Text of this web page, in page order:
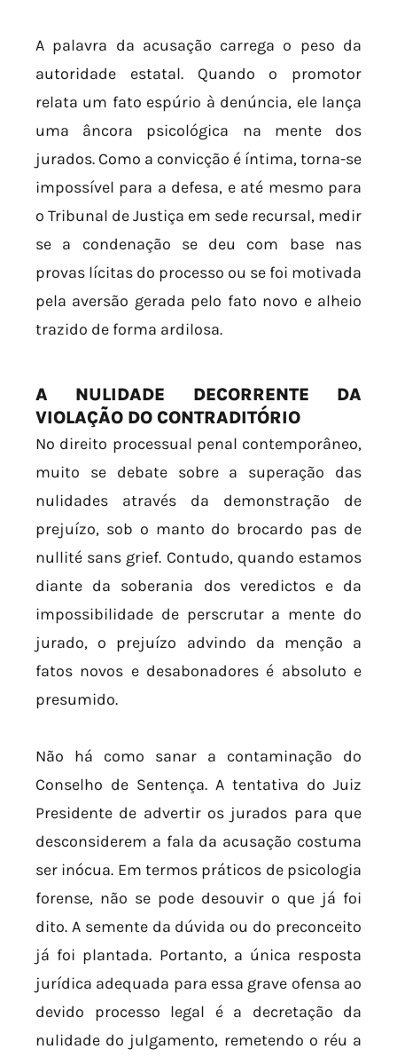
A palavra da acusação carrega o peso da
autoridade estatal. Quando o promotor
relata um fato espúrio à denúncia, ele lança
uma âncora psicológica na mente dos
jurados. Como a convicção é íntima, torna-se
impossível para a defesa, e até mesmo para
o Tribunal de Justiça em sede recursal, medir
se a condenação se deu com base nas
provas lícitas do processo ou se foi motivada
pela aversão gerada pelo fato novo e alheio
trazido de forma ardilosa.
A NULIDADE DECORRENTE DA
VIOLAÇÃO DO CONTRADITÓRIO
No direito processual penal contemporâneo,
muito se debate sobre a superação das
nulidades através da demonstração de
prejuízo, sob o manto do brocardo pas de
nullité sans grief. Contudo, quando estamos
diante da soberania dos veredictos e da
impossibilidade de perscrutar a mente do
jurado, o prejuízo advindo da menção a
fatos novos e desabonadores é absoluto e
presumido.
Não há como sanar a contaminação do
Conselho de Sentença. A tentativa do Juiz
Presidente de advertir os jurados para que
desconsiderem a fala da acusação costuma
ser inócua. Em termos práticos de psicologia
forense, não se pode desouvir o que já foi
dito. A semente da dúvida ou do preconceito
já foi plantada. Portanto, a única resposta
jurídica adequada para essa grave ofensa ao
devido processo legal é a decretação da
nulidade do julgamento, remetendo o réu a